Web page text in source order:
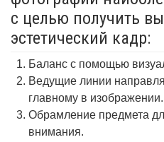
с целью получить
эстетический кадр:
Баланс с помощью
Ведущие линии
главному в изображении.
Обрамление предмета
внимания.